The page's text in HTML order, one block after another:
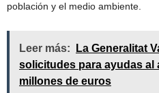
población y el medio ambiente.
Leer más:
La Generalitat
solicitudes para ayudas al
millones de euros